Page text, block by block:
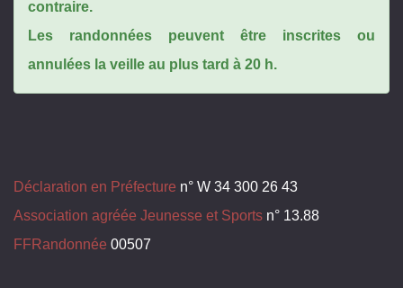
contraire.
Les randonnées peuvent être inscrites ou
annulées la veille au plus tard à 20 h.
Déclaration en Préfecture n° W 34 300 26 43
Association agréée Jeunesse et Sports n° 13.88
FFRandonnée 00507